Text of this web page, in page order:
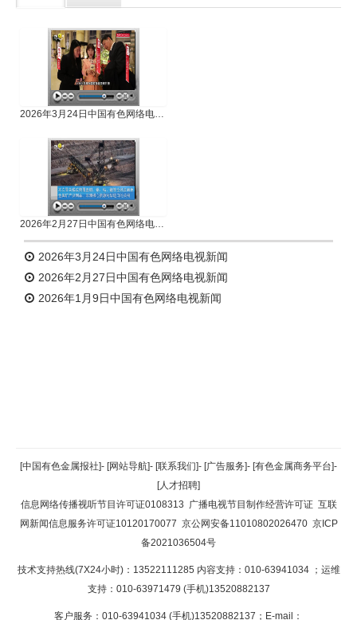
2026年3月24日中国有色网络电视新闻
2026年2月27日中国有色网络电视新闻
2026年3月24日中国有色网络电视新闻
2026年2月27日中国有色网络电视新闻
2026年1月9日中国有色网络电视新闻
返回顶部
返回首页
[中国有色金属报社]- [网站导航]- [联系我们]- [广告服务]- [有色金属商务平台]-
[人才招聘]
信息网络传播视听节目许可证0108313 广播电视节目制作经营许可证 互联
网新闻信息服务许可证10120170077 京公网安备11010802026470 京ICP
备2021036504号
技术支持热线(7X24小时)：13522111285 内容支持：010-63941034 ；运维
支持：010-63971479 (手机)13520882137
客户服务：010-63941034 (手机)13520882137；E-mail：